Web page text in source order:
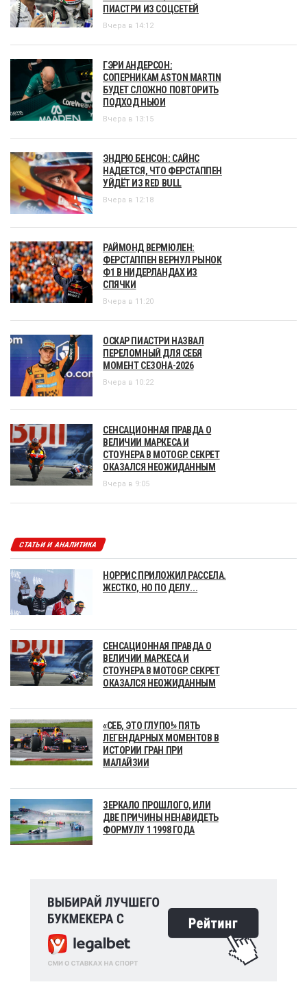
ПИАСТРИ ИЗ СОЦСЕТЕЙ
Вчера в 14:12
ГЭРИ АНДЕРСОН:
СОПЕРНИКАМ ASTON MARTIN
БУДЕТ СЛОЖНО ПОВТОРИТЬ
ПОДХОД НЬЮИ
Вчера в 13:15
ЭНДРЮ БЕНСОН: САЙНС
НАДЕЕТСЯ, ЧТО ФЕРСТАППЕН
УЙДЁТ ИЗ RED BULL
Вчера в 12:18
РАЙМОНД ВЕРМЮЛЕН:
ФЕРСТАППЕН ВЕРНУЛ РЫНОК
Ф1 В НИДЕРЛАНДАХ ИЗ
СПЯЧКИ
Вчера в 11:20
ОСКАР ПИАСТРИ НАЗВАЛ
ПЕРЕЛОМНЫЙ ДЛЯ СЕБЯ
МОМЕНТ СЕЗОНА-2026
Вчера в 10:22
СЕНСАЦИОННАЯ ПРАВДА О
ВЕЛИЧИИ МАРКЕСА И
СТОУНЕРА В MOTOGP. СЕКРЕТ
ОКАЗАЛСЯ НЕОЖИДАННЫМ
Вчера в 9:05
СТАТЬИ И АНАЛИТИКА
НОРРИС ПРИЛОЖИЛ РАССЕЛА.
ЖЕСТКО, НО ПО ДЕЛУ...
СЕНСАЦИОННАЯ ПРАВДА О
ВЕЛИЧИИ МАРКЕСА И
СТОУНЕРА В MOTOGP. СЕКРЕТ
ОКАЗАЛСЯ НЕОЖИДАННЫМ
«СЕБ, ЭТО ГЛУПО!» ПЯТЬ
ЛЕГЕНДАРНЫХ МОМЕНТОВ В
ИСТОРИИ ГРАН ПРИ
МАЛАЙЗИИ
ЗЕРКАЛО ПРОШЛОГО, ИЛИ
ДВЕ ПРИЧИНЫ НЕНАВИДЕТЬ
ФОРМУЛУ 1 1998 ГОДА